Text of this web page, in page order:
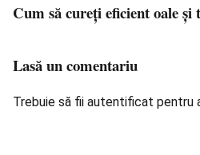
Cum să cureți eficient oale și
Lasă un comentariu
Trebuie să fii autentificat pentru